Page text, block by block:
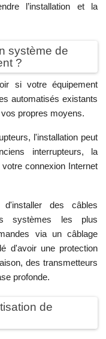
l’installation et la
système de
?
si votre équipement
automatisés existants
propres moyens.
l'installation peut
interrupteurs, la
connexion Internet
des câbles
systèmes les plus
via un câblage
d'avoir une protection
des transmetteurs
profonde.
de